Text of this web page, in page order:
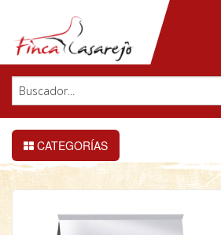
CATEGORÍAS